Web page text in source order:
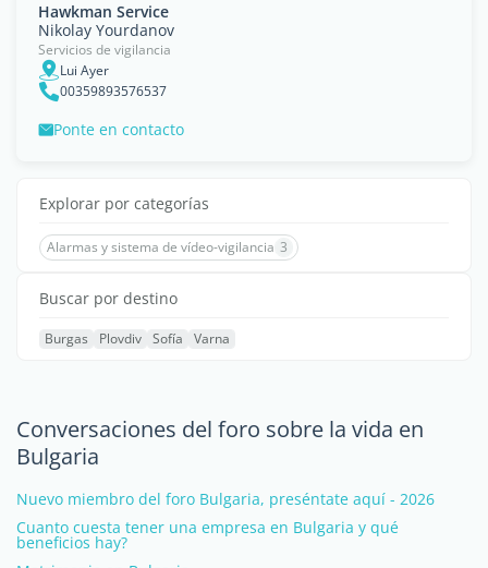
Hawkman Service
Nikolay Yourdanov
Servicios de vigilancia
Lui Ayer
00359893576537
Ponte en contacto
Explorar por categorías
Alarmas y sistema de vídeo-vigilancia 3
Buscar por destino
Burgas Plovdiv Sofía Varna
Conversaciones del foro sobre la vida en
Bulgaria
Nuevo miembro del foro Bulgaria, preséntate aquí - 2026
Cuanto cuesta tener una empresa en Bulgaria y qué
beneficios hay?